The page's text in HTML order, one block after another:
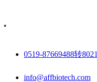
0519-87669488转8021
info@affbiotech.com